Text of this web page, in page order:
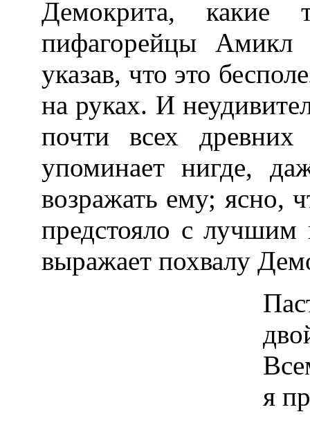
Демокрита, какие
пифагорейцы
указав, что это
на руках. И
почти всех
упоминает нигде,
возражать ему; ясно,
предстояло с
выражает похвалу
я